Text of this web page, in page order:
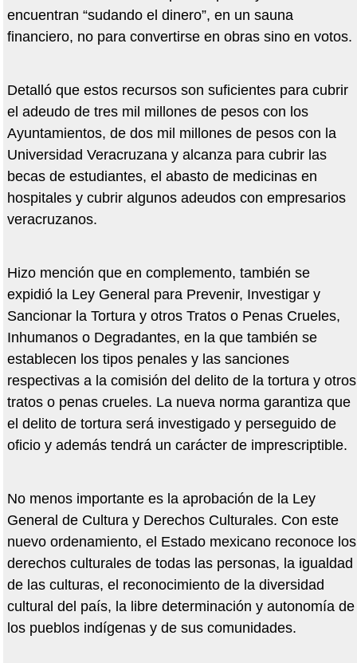
encuentran “sudando el dinero”, en un sauna
financiero, no para convertirse en obras sino en votos.
Detalló que estos recursos son suficientes para cubrir
el adeudo de tres mil millones de pesos con los
Ayuntamientos, de dos mil millones de pesos con la
Universidad Veracruzana y alcanza para cubrir las
becas de estudiantes, el abasto de medicinas en
hospitales y cubrir algunos adeudos con empresarios
veracruzanos.
Hizo mención que en complemento, también se
expidió la Ley General para Prevenir, Investigar y
Sancionar la Tortura y otros Tratos o Penas Crueles,
Inhumanos o Degradantes, en la que también se
establecen los tipos penales y las sanciones
respectivas a la comisión del delito de la tortura y otros
tratos o penas crueles. La nueva norma garantiza que
el delito de tortura será investigado y perseguido de
oficio y además tendrá un carácter de imprescriptible.
No menos importante es la aprobación de la Ley
General de Cultura y Derechos Culturales. Con este
nuevo ordenamiento, el Estado mexicano reconoce los
derechos culturales de todas las personas, la igualdad
de las culturas, el reconocimiento de la diversidad
cultural del país, la libre determinación y autonomía de
los pueblos indígenas y de sus comunidades.